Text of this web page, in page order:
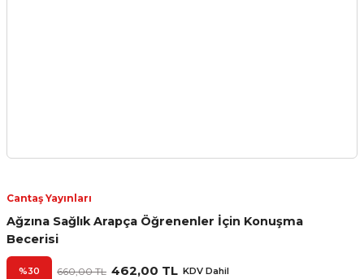
Cantaş Yayınları
Ağzına Sağlık Arapça Öğrenenler İçin Konuşma
Becerisi
%30 660,00 TL 462,00 TL KDV Dahil